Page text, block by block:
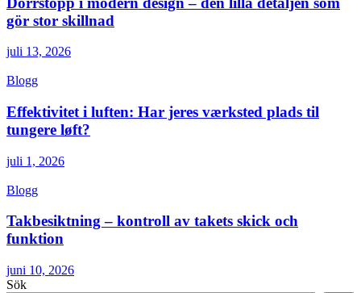
gör stor skillnad
juli 13, 2026
Blogg
Effektivitet i luften: Har jeres værksted plads til
tungere løft?
juli 1, 2026
Blogg
Takbesiktning – kontroll av takets skick och
funktion
juni 10, 2026
Sök